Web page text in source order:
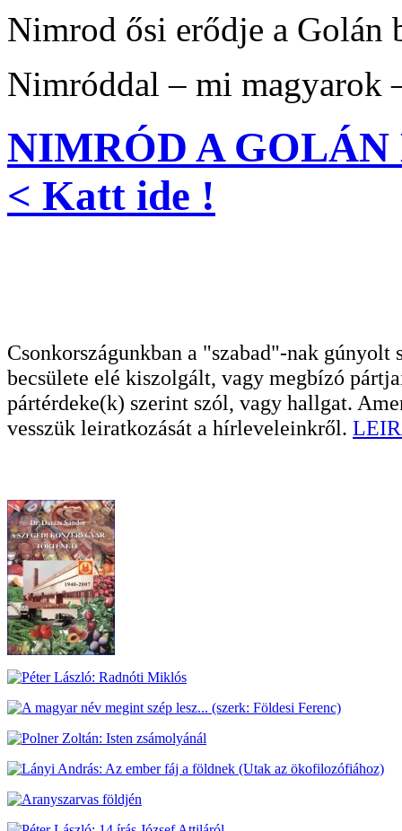
Nimrod ősi erődje a Golán
Nimróddal – mi magyarok
NIMRÓD A
< Katt ide !
Csonkországunkban a "szabad"-nak
becsülete elé kiszolgált, vagy megbízó
pártérdeke(k) szerint szól, vagy hallgat.
vesszük leiratkozását a hírleveleinkről.